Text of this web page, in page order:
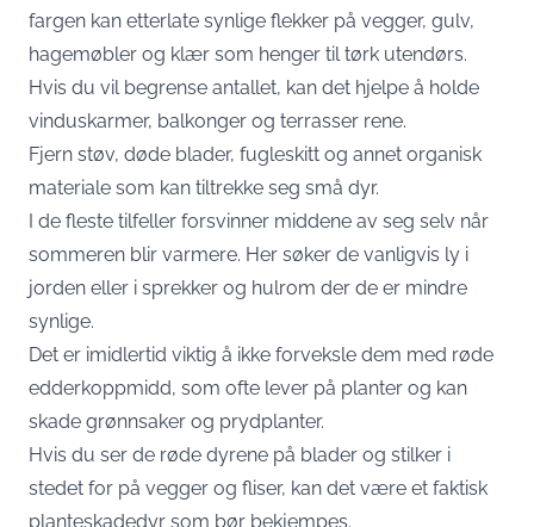
fargen kan etterlate synlige flekker på vegger, gulv,
hagemøbler og klær som henger til tørk utendørs.
Hvis du vil begrense antallet, kan det hjelpe å holde
vinduskarmer, balkonger og terrasser rene.
Fjern støv, døde blader, fugleskitt og annet organisk
materiale som kan tiltrekke seg små dyr.
I de fleste tilfeller forsvinner middene av seg selv når
sommeren blir varmere. Her søker de vanligvis ly i
jorden eller i sprekker og hulrom der de er mindre
synlige.
Det er imidlertid viktig å ikke forveksle dem med røde
edderkoppmidd, som ofte lever på planter og kan
skade grønnsaker og prydplanter.
Hvis du ser de røde dyrene på blader og stilker i
stedet for på vegger og fliser, kan det være et faktisk
planteskadedyr som bør bekjempes.